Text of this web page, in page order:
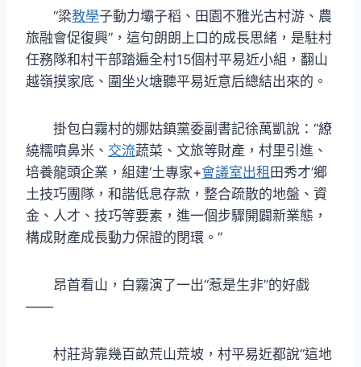
“梁教學子動力壩子稻、田園不雅光古村游、農
旅融會促復興”，這句朗朗上口的成長思緒，是駐村
任務隊和村干部踏遍全村15個村平易近小組，翻山
越嶺摸家底、圍坐火塘聽平易近意后總結出來的。
掛包白霧村的娜姑鎮黨委副書記徐萬凱說：“繚
繞糯噴鼻米、 交流蔬菜、文旅等財產，村里引進、
培養龍頭企業，組建‘土專家+會議室出租 田秀才’鄉
土技巧團隊，和諧低息存款，整合疏散的地盤、資
金、人才、技巧等要素，進一個步驟開闢新業態，
構成財產成長動力保證的閉環。”
昂首看山，白霧演了一出“惹是生非”的好戲
——
村莊背靠幾百畝荒山荒坡，村平易近都說“這地